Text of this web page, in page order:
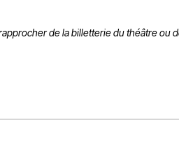
de la billetterie du théâtre ou